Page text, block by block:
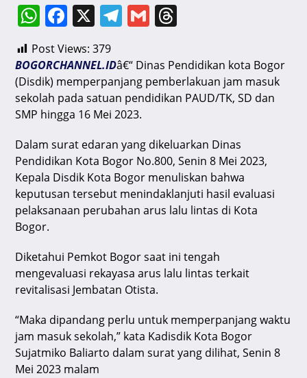
W
h
at
s
A
p
p
F
c
e
b
o
o
k
X T
e
gr
a
m
G
ai
l
e
a
d
Post Views: 379
BOGORCHANNEL.IDâ€“ Dinas Pendidikan kota Bogor
(Disdik) memperpanjang pemberlakuan jam masuk
sekolah pada satuan pendidikan PAUD/TK, SD dan
SMP hingga 16 Mei 2023.
Dalam surat edaran yang dikeluarkan Dinas
Pendidikan Kota Bogor No.800, Senin 8 Mei 2023,
Kepala Disdik Kota Bogor menuliskan bahwa
keputusan tersebut menindaklanjuti hasil evaluasi
pelaksanaan perubahan arus lalu lintas di Kota
Bogor.
Diketahui Pemkot Bogor saat ini tengah
mengevaluasi rekayasa arus lalu lintas terkait
revitalisasi Jembatan Otista.
“Maka dipandang perlu untuk memperpanjang waktu
jam masuk sekolah,” kata Kadisdik Kota Bogor
Sujatmiko Baliarto dalam surat yang dilihat, Senin 8
Mei 2023 malam